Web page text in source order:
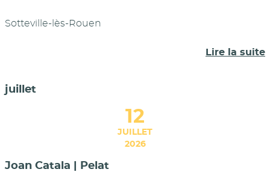
Sotteville-lès-Rouen
Lire la suite
juillet
12
JUILLET
2026
Joan Catala | Pelat